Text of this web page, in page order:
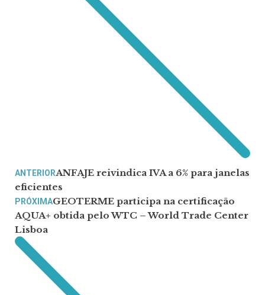
ANTERIORANFAJE reivindica IVA a 6% para janelas
eficientes
PRÓXIMAGEOTERME participa na certificação
AQUA+ obtida pelo WTC – World Trade Center
Lisboa